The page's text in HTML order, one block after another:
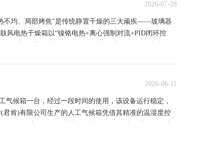
2026-07-28
不均、局部烤焦”是传统静置干燥的三大顽疾——玻璃器
风电热干燥箱以“镍铬电热+离心强制对流+PID闭环控
核心原理：强制热风循环的精准热力学设备沿“加热→
2026-06-11
候箱一台，经过一段时间的使用，该设备运行稳定，
肯)有限公司生产的人工气候箱凭借其精准的温湿度控
作用。该设备能够模拟各种气候条件，为环境科学研究